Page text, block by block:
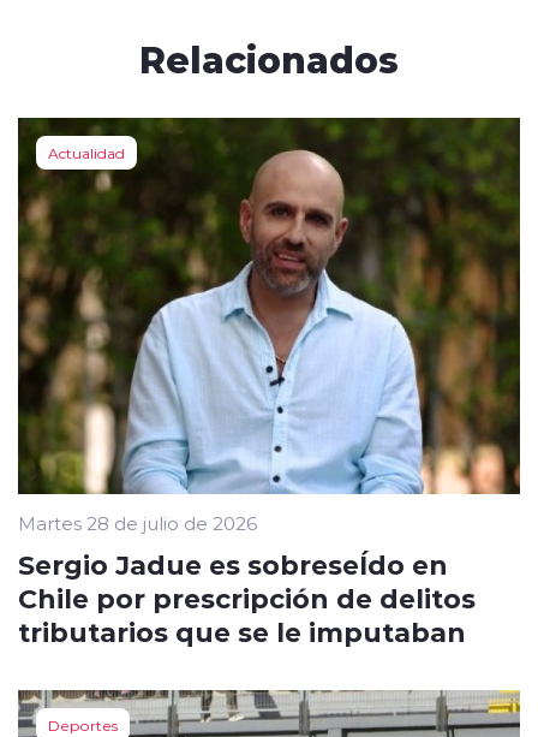
Relacionados
Actualidad
Martes 28 de julio de 2026
Sergio Jadue es sobreseÍdo en
Chile por prescripción de delitos
tributarios que se le imputaban
Deportes